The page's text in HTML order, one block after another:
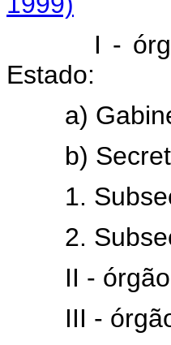
I - órgãos
Estado:
a)
b)
1.
2.
II - órgão
III - órgãos